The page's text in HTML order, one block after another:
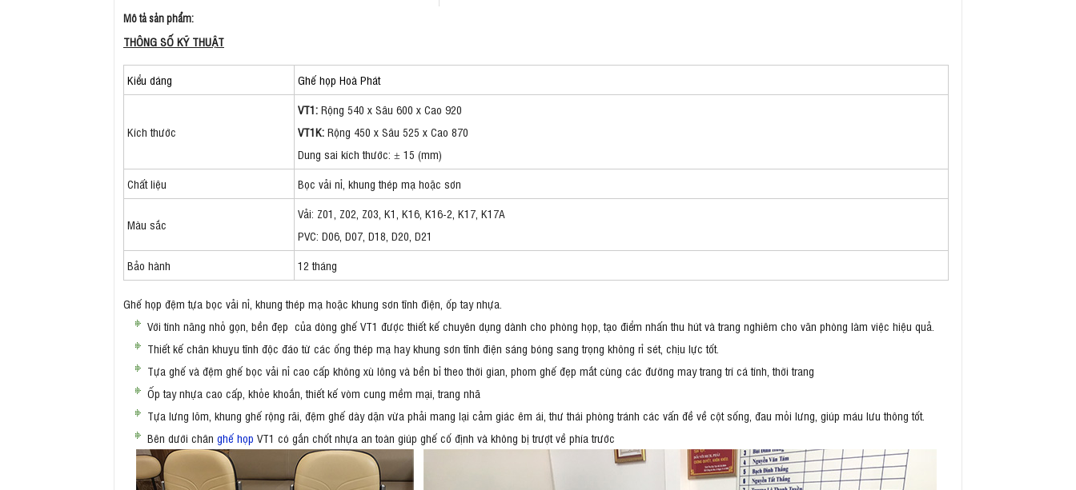
Mô tả sản phẩm:
THÔNG SỐ KỸ THUẬT
Kiểu dáng Ghế họp Hoà Phát
Kích thước
VT1: Rộng 540 x Sâu 600 x Cao 920
VT1K: Rộng 450 x Sâu 525 x Cao 870
Dung sai kích thước: ± 15 (mm)
Chất liệu
Bọc vải nỉ, khung thép mạ hoặc sơn
Màu sắc
Vải: Z01, Z02, Z03, K1, K16, K16-2, K17, K17A
PVC: D06, D07, D18, D20, D21
Bảo hành
12 tháng
Ghế họp đệm tựa bọc vải nỉ, khung thép mạ hoặc khung sơn tĩnh điện, ốp tay nhựa.
Với tính năng nhỏ gọn, bền đẹp của dòng ghế VT1 được thiết kế chuyên dụng dành cho phòng họp, tạo điểm nhấn thu hút và trang nghiêm cho văn phòng làm việc hiệu quả.
Thiết kế chân khuỵu tĩnh độc đáo từ các ống thép mạ hay khung sơn tĩnh điện sáng bóng sang trọng không rỉ sét, chịu lực tốt.
Tựa ghế và đệm ghế bọc vải nỉ cao cấp không xù lông và bền bỉ theo thời gian, phom ghế đẹp mắt cùng các đường may trang trí cá tính, thời trang
Ốp tay nhựa cao cấp, khỏe khoắn, thiết kế vòm cung mềm mại, trang nhã
Tựa lưng lõm, khung ghế rộng rãi, đệm ghế dày dặn vừa phải mang lại cảm giác êm ái, thư thái phòng tránh các vấn đề về cột sống, đau mỏi lưng, giúp máu lưu thông tốt.
Bên dưới chân ghế họp VT1 có gắn chốt nhựa an toàn giúp ghế cố định và không bị trượt về phía trước